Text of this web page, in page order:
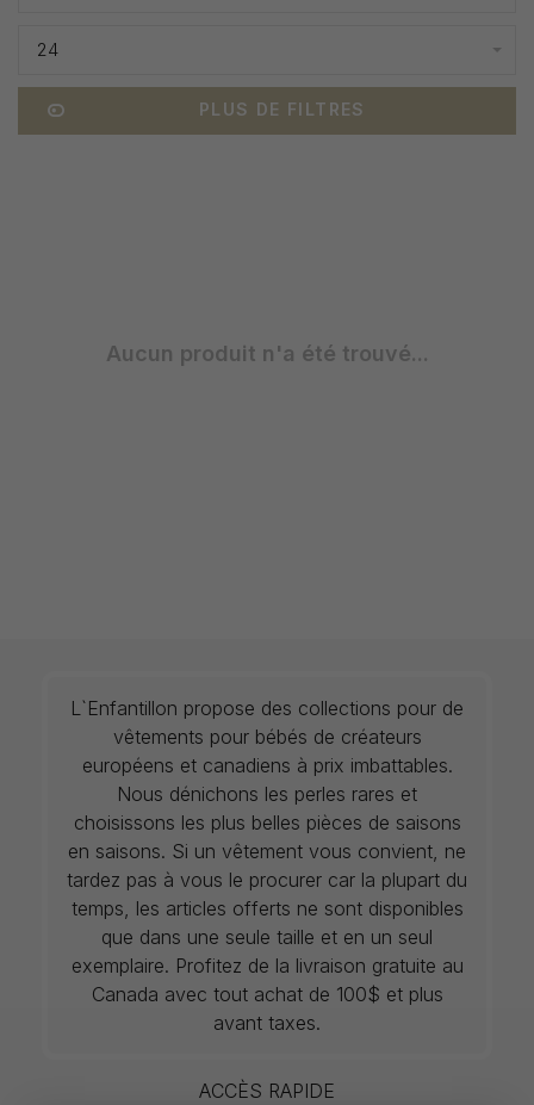
24
PLUS DE FILTRES
Aucun produit n'a été trouvé...
L`Enfantillon propose des collections pour de
vêtements pour bébés de créateurs
européens et canadiens à prix imbattables.
Nous dénichons les perles rares et
choisissons les plus belles pièces de saisons
en saisons. Si un vêtement vous convient, ne
tardez pas à vous le procurer car la plupart du
temps, les articles offerts ne sont disponibles
que dans une seule taille et en un seul
exemplaire. Profitez de la livraison gratuite au
Canada avec tout achat de 100$ et plus
avant taxes.
ACCÈS RAPIDE